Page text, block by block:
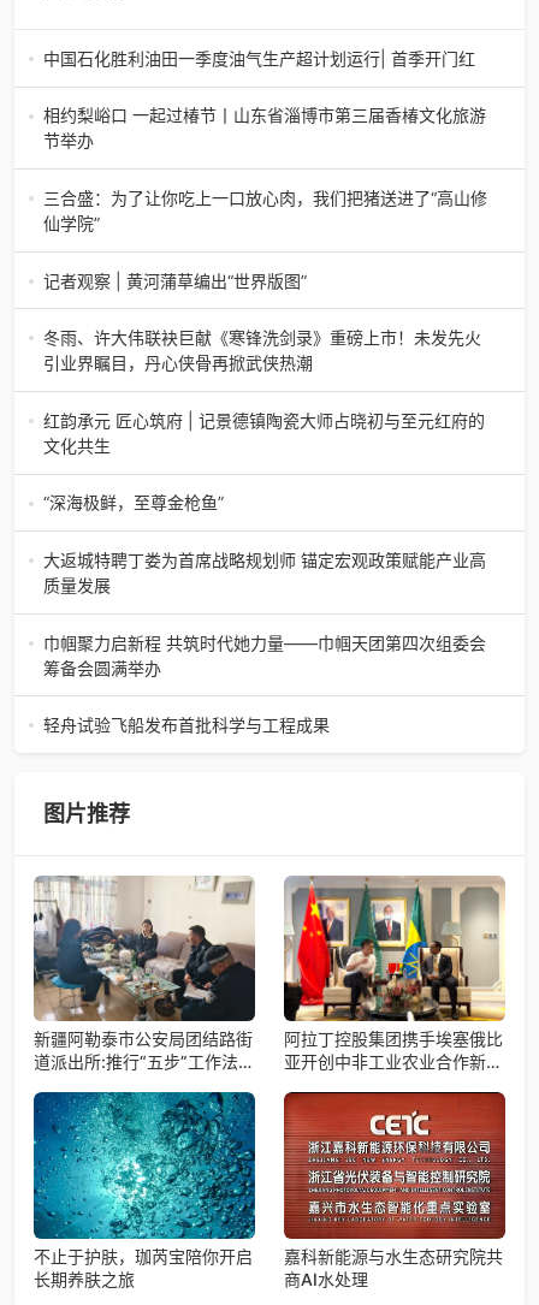
中国石化胜利油田一季度油气生产超计划运行| 首季开门红
中国石化胜利油田一季度油气生产超计划运行| 首季开门红济
南电（记者 瑞夫 胜宣）2026年一季度，中国石化胜利油田
生产原油585.86万吨，天
相约梨峪口 一起过椿节丨山东省淄博市第三届香椿文化旅游
节举办
相约梨峪口 一起过椿节丨山东省淄博市第三届香椿文化旅游
节举办济南电（记者 瑞夫）4月18日，山东省淄博市第三届
香椿文化旅游节暨党建
三合盛：为了让你吃上一口放心肉，我们把猪送进了“高山修
仙学院”
三合盛：为了让你吃上一口放心肉，我们把猪送进了“高山修
仙学院”很多人问我，现在的生鲜赛道已经卷成麻花了，为什
么三合盛的“认养一头
记者观察 | 黄河蒲草编出“世界版图”
记者观察 | 黄河蒲草编出“世界版图”山东高青农妇的30年“草
根逆袭”路济南电（记者 瑞夫 王克军 郭克烁）一根黄河滩上
的蒲草，能走多
冬雨、许大伟联袂巨献《寒锋洗剑录》重磅上市！未发先火
引业界瞩目，丹心侠骨再掀武侠热潮
【新书首发】冬雨、许大伟联袂巨献《寒锋洗剑录》重磅上
市！未发先火引业界瞩目，丹心侠骨再掀武侠热潮（文/梵
可）近日，备受业界与读者双
红韵承元 匠心筑府 | 记景德镇陶瓷大师占晓初与至元红府的
文化共生
（中国晨报头条讯）景德镇的窑火，千年不熄，淬炼出无数
陶瓷瑰宝；元代釉里红的一抹艳红，穿越七百年岁月，成为
“深海极鲜，至尊金枪鱼”
“深海极鲜，至尊金枪鱼”苏州吴中白金汉爵大酒店蓝鳍金枪鱼
开鱼品鉴仪式圆满落幕2026年4月17日，江苏省苏州市吴中
白金汉爵大酒店大
大返城特聘丁娄为首席战略规划师 锚定宏观政策赋能产业高
质量发展
2026年4月16日，大返城（浙江）科技有限公司隆重举行签
约仪式，正式特聘丁娄先生担任公司首席战略规划师。此次
强强联合，是大返城集团深度
巾帼聚力启新程 共筑时代她力量——巾帼天团第四次组委会
筹备会圆满举办
巾帼聚力启新程 共筑时代她力量——巾帼天团第四次组委会
筹备会圆满举办2026年4月15日，巾帼天团第四次组委会筹
轻舟试验飞船发布首批科学与工程成果
果。据中国科学院微小卫星
图片推荐
新疆阿勒泰市公安局团结路街
道派出所:推行“五步”工作法
阿拉丁控股集团携手埃塞俄比
亚开创中非工业农业合作新篇
不止于护肤，珈芮宝陪你开启
长期养肤之旅
嘉科新能源与水生态研究院共
商AI水处理